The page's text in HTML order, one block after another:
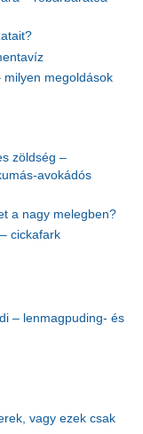
milyen megoldások
zöldség –
avokádós
a nagy melegben?
cickafark
– lenmagpuding- és
vagy ezek csak